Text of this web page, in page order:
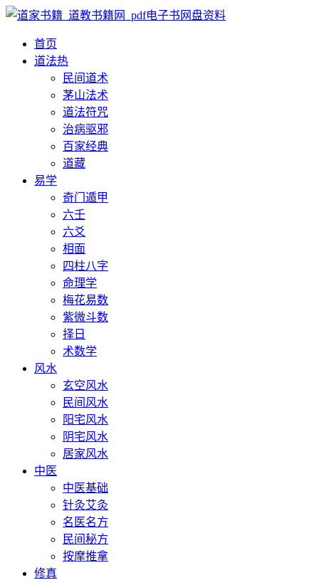
首页
道法热
民间道术
茅山法术
道法符咒
治病驱邪
百家经典
道藏
易学
奇门遁甲
六壬
六爻
相面
四柱八字
命理学
梅花易数
紫微斗数
择日
术数学
风水
玄空风水
民间风水
阳宅风水
阴宅风水
居家风水
中医
中医基础
针灸艾灸
名医名方
民间秘方
按摩推拿
修真